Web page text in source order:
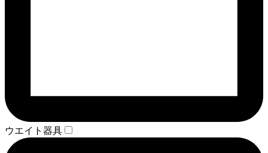
ウエイト器具